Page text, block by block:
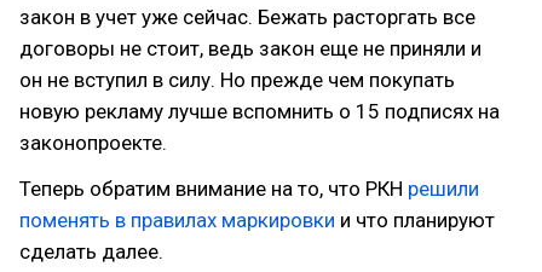
закон в учет уже сейчас. Бежать расторгать все
договоры не стоит, ведь закон еще не приняли и
он не вступил в силу. Но прежде чем покупать
новую рекламу лучше вспомнить о 15 подписях на
законопроекте.
Теперь обратим внимание на то, что РКН решили
поменять в правилах маркировки и что планируют
сделать далее.